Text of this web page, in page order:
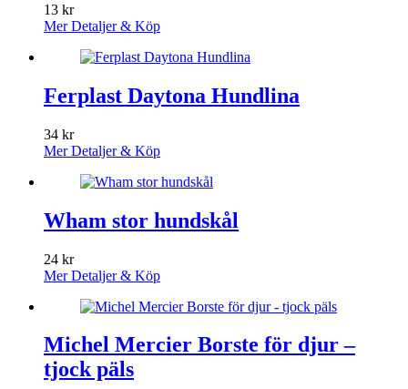
13 kr
Mer Detaljer & Köp
Ferplast Daytona Hundlina
34 kr
Mer Detaljer & Köp
Wham stor hundskål
24 kr
Mer Detaljer & Köp
Michel Mercier Borste för djur –
tjock päls